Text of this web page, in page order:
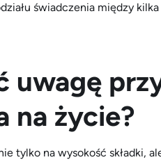
świadczenia między
uwagę
na życie?
tylko na wysokość składki,